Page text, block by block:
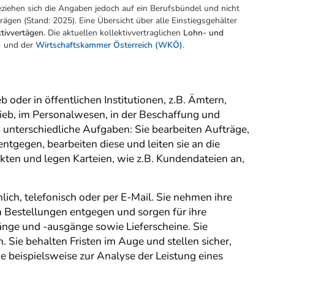
sich die Angaben jedoch auf ein Berufsbündel und nicht
(Stand: 2025). Eine Übersicht über alle Einstiegsgehälter
Die aktuellen kollektivvertraglichen Lohn- und
und der Wirtschaftskammer Österreich (WKÖ).
oder in öffentlichen Institutionen, z.B. Ämtern,
im Personalwesen, in der Beschaffung und
Aufgaben: Sie bearbeiten Aufträge,
bearbeiten diese und leiten sie an die
und legen Karteien, wie z.B. Kundendateien an,
telefonisch oder per E-Mail. Sie nehmen ihre
entgegen und sorgen für ihre
und -ausgänge sowie Lieferscheine. Sie
behalten Fristen im Auge und stellen sicher,
beispielsweise zur Analyse der Leistung eines